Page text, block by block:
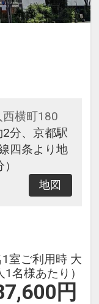
横町180
分、京都駅
四条より地
地図
1室ご利用時 大
1名様あたり）
円